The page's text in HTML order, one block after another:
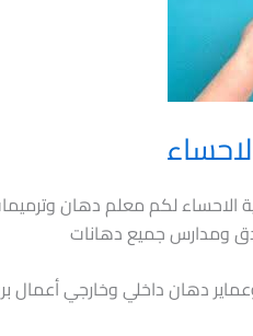
الاحساء لكم معلم دهان
ومدارس جميع دهانات
دهان داخلي وخارجي أعمال